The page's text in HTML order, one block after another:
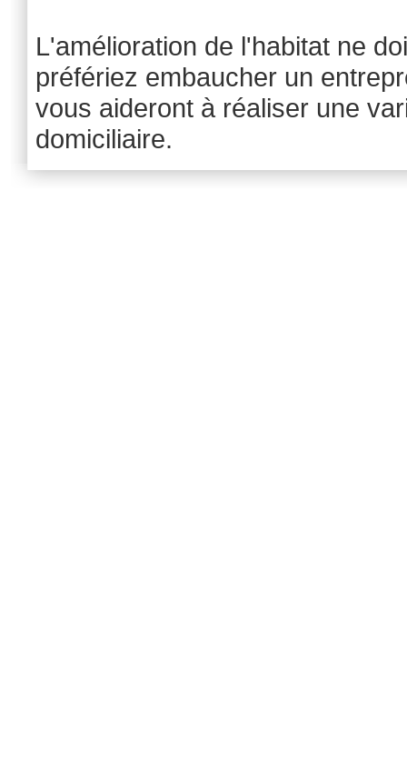
L'amélioration de l'habitat ne
préfériez embaucher un
vous aideront à réaliser une
domiciliaire.